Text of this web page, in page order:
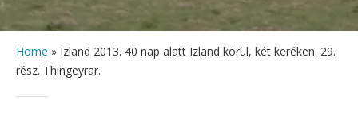
Home » Izland 2013. 40 nap alatt Izland körül, két keréken. 29.
rész. Thingeyrar.